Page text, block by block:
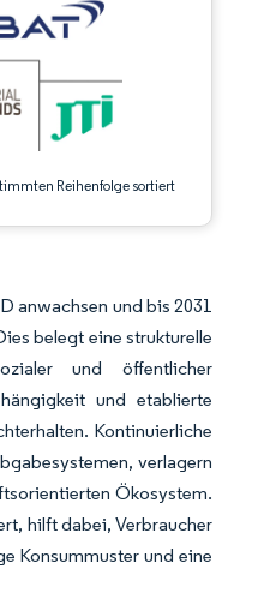
Reihenfolge sortiert
anwachsen und bis 2031
belegt eine strukturelle
und öffentlicher
und etablierte
Kontinuierliche
verlagern
Ökosystem.
hilft dabei, Verbraucher
Konsummuster und eine